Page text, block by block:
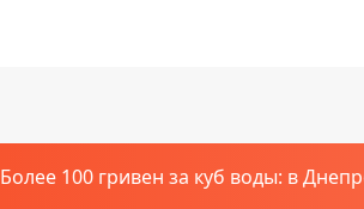
Более 100 гривен за куб воды: в